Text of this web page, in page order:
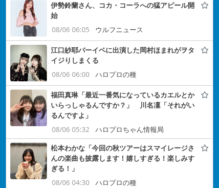
伊勢鈴蘭さん、コカ・コーラへの猛アピール開
始
08/06 06:05
ウルフニュース
江口紗耶バーイベに出演した岡村ほまれがヲタ
イジりしまくる
08/06 06:00
ハロプロの種
福田真琳「最近一番気になっているカエルとか
いらっしゃるんですか？」 川名凜「それがい
るんですよ」
08/06 05:32
ハロプロちゃん情報局
松本わかな「今回の秋ツアーはスマイレージさ
んの楽曲も披露します！嬉しすぎる！楽しみす
ぎる！」
08/06 04:30
ハロプロの種